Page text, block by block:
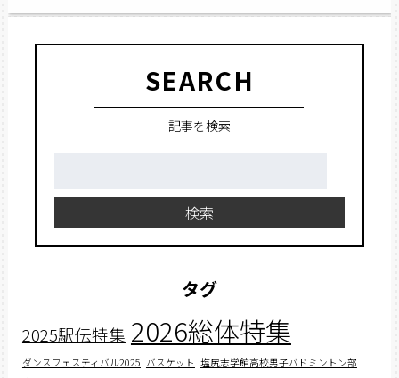
SEARCH
記事を検索
検索
タグ
2025駅伝特集 2026総体特集
ダンスフェスティバル2025 バスケット 塩尻志学館高校男子バドミントン部